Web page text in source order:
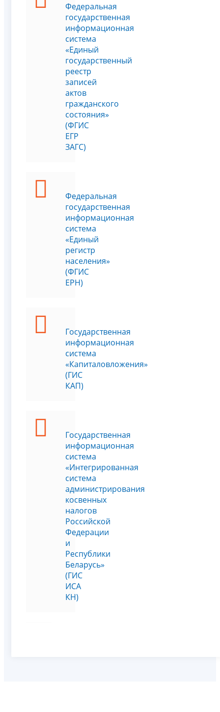
Федеральная
государственная
информационная
система
«Единый
государственный
реестр
записей
актов
гражданского
состояния»
(ФГИС
ЕГР
ЗАГС)
Федеральная
государственная
информационная
система
«Единый
регистр
населения»
(ФГИС
ЕРН)
Государственная
информационная
система
«Капиталовложения»
(ГИС
КАП)
Государственная
информационная
система
«Интегрированная
система
администрирования
косвенных
налогов
Российской
Федерации
и
Республики
Беларусь»
(ГИС
ИСА
КН)